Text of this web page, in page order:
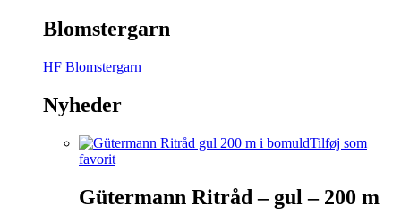
Blomstergarn
HF Blomstergarn
Nyheder
Tilføj som
favorit
Gütermann Ritråd – gul – 200 m